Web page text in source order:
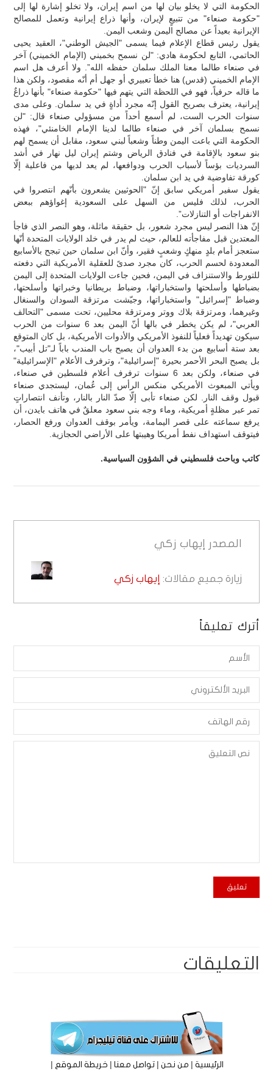
الحكومة التي لا يخلو بيان لها من اسم إيران، ولا تخلو إشارة لها إلى
"حكومة صنعاء" من تتبيعٍ لإيران، وأنها ذراع إيرانية وتعمل للمصالح
الإيرانية بعيداً عن مصالح اليمن وشعب اليمن.
يقول رئيس قطاع الإعلام فيما يسمى "الجيش الوطني"، العقيد يحيى
الحاتمي، التابع لحكومة هادي: "لن نسمح بخميني (الإمام الخميني) آخر
في صنعاء طالما معنا الملك سلمان حفظه الله”. ولا أعرف هل اسم
الإمام الخميني (قدس) هنا خطأ تعبيري أو جهل أم أنّه مقصود، ولكن هذا
ما قاله حرفياً، فهو في اللحظة التي يتهم فيها "حكومة صنعاء" بأنها ذراعٌ
إيرانية، يعترف بصريح القول إنّه مجرد أداةٍ في يد سلمان. وعلى مدى
سنوات الحرب الست، لم أسمع أحداً من مسؤولي صنعاء قال: "لن
نسمح بسلمان آخر في صنعاء طالما لدينا الإمام الخامنئي"، فهذه
الحكومة التي باعت اليمن وطناً وشعباً لبني سعود، مقابل أن يسمح لهم
بنو سعود بالإقامة في فنادق الرياض وشتم إيران ليل نهار في أشد
السرديات بؤساً لأسباب الحرب ودوافعها، لم يعد لديها من فاعلية إلّا
كورقة تفاوضية في يد ابن سلمان.
يقول سفير أمريكي سابق إنّ "الحوثيين يشعرون بأنّهم انتصروا في
الحرب، لذلك فليس من السهل على السعودية إغواؤهم ببعض
الانفراجات أو التنازلات”.
إنّ هذا النصر ليس مجرد شعور، بل حقيقة ماثلة، وهو النصر الذي فاجأ
المعتدين قبل مفاجأته للعالم، حيث لم يدر في خلد الولايات المتحدة أنّها
ستعجز أمام بلدٍ منهكٍ وشعبٍ فقير، وأنّ ابن سلمان حين تبجح بالأسابيع
المعدودة لحسم الحرب، كان مجرد صدىً للعقلية الأمريكية التي دفعته
للتورط والاستنزاف في اليمن، فحين جاءت الولايات المتحدة إلى اليمن
بضباطها وأسلحتها واستخباراتها، وضباط بريطانيا وخبراتها وأسلحتها،
وضباط "إسرائيل" واستخباراتها، وجيّشت مرتزقة السودان والسنغال
وغيرهما، ومرتزقة بلاك ووتر ومرتزقة محليين، تحت مسمى "التحالف
العربي"، لم يكن يخطر في بالها أنّ اليمن بعد 6 سنوات من الحرب
سيكون تهديداً فعلياً للنفوذ الأمريكي والأدوات الأمريكية، بل كان المتوقع
بعد ستة أسابيع من بدء العدوان أن يصبح باب المندب باباً لـ"تل أبيب"،
بل يصبح البحر الأحمر بحيرة "إسرائيلية"، وترفرف الأعلام "الإسرائيلية"
في صنعاء، ولكن بعد 6 سنوات ترفرف أعلام فلسطين في صنعاء،
ويأتي المبعوث الأمريكي منكس الرأس إلى عُمان، ليستجدي صنعاء
قبول وقف النار. لكن صنعاء تأبى إلّا صدّ النار بالنار، وتأنف انتصاراتٍ
تمر عبر مظلةٍ أمريكية، وماء وجه بني سعود معلقٌ في هاتف بايدن، أن
يرفع سماعته على قصر اليمامة، ويأمر بوقف العدوان ورفع الحصار،
فيتوقف استهداف نفط أمريكا وهيبتها على الأراضي الحجازية.
كاتب وباحث فلسطيني في الشؤون السياسية.
المصدر إيهاب زكي
زيارة جميع مقالات: إيهاب زكي
أترك تعليقاً
التعليقات
الرئيسية|من نحن|تواصل معنا|خريطة الموقع |